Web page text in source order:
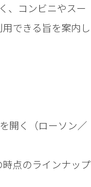
、コンビニやスー
できる旨を案内し
開く（ローソン／
点のラインナップ